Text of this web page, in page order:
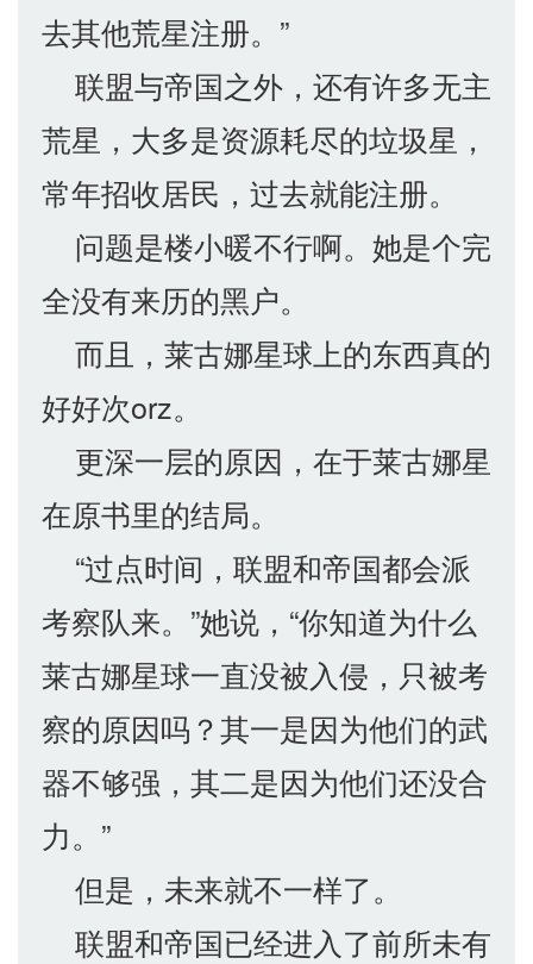
去其他荒星注册。”
联盟与帝国之外，还有许多无主
荒星，大多是资源耗尽的垃圾星，
常年招收居民，过去就能注册。
问题是楼小暖不行啊。她是个完
全没有来历的黑户。
而且，莱古娜星球上的东西真的
好好次orz。
更深一层的原因，在于莱古娜星
在原书里的结局。
“过点时间，联盟和帝国都会派
考察队来。”她说，“你知道为什么
莱古娜星球一直没被入侵，只被考
察的原因吗？其一是因为他们的武
器不够强，其二是因为他们还没合
力。”
但是，未来就不一样了。
联盟和帝国已经进入了前所未有